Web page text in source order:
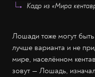
Кадр из «Мира
Лошади тоже могут
лучше варианта и не
мире, населённом
зовут — Лошадь,